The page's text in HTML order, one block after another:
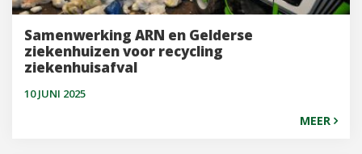
Samenwerking ARN en Gelderse
ziekenhuizen voor recycling
ziekenhuisafval
10 JUNI 2025
MEER